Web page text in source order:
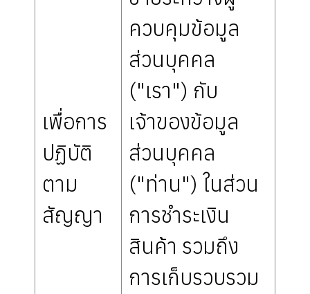
เพื่อการ
ปฏิบัติ
ตาม
สัญญา
ควบคุมข้อมูล
ส่วนบุคคล
("เรา") กับ
เจ้าของข้อมูล
ส่วนบุคคล
("ท่าน") ในส่วน
การชำระเงิน
สินค้า รวมถึง
การเก็บรวบรวม